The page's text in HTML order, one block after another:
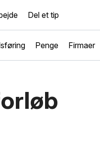
Del et tip
Penge Firmaer